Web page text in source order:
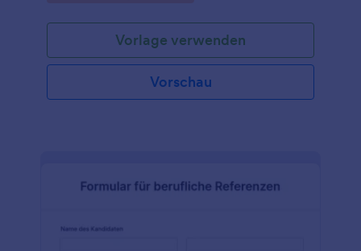
Vorlage verwenden
Vorschau